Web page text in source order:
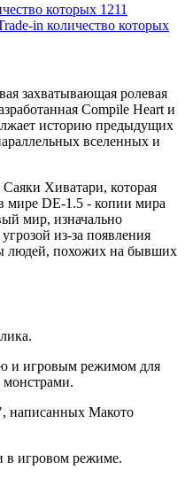
которых 1211
in количество которых
захватывающая ролевая
Compile Heart и
историю предыдущих
вселенных и
Саяки Хиватари, которая
мире DE-1.5 - копии мира
мир, изначально
из-за появления
людей, похожих на бывших
и игровым режимом для
монстрами.
написанных Макото
в игровом режиме.